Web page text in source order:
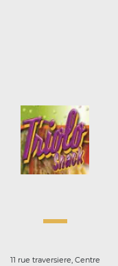
11 rue traversiere, Centre